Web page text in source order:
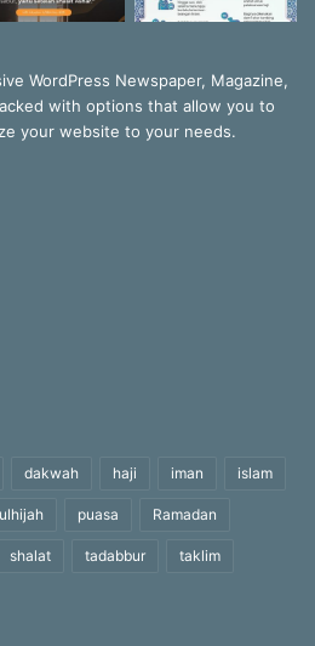
WordPress Newspaper, Magazine,
with options that allow you to
your website to your needs.
dakwah haji iman islam
puasa Ramadan
shalat tadabbur taklim